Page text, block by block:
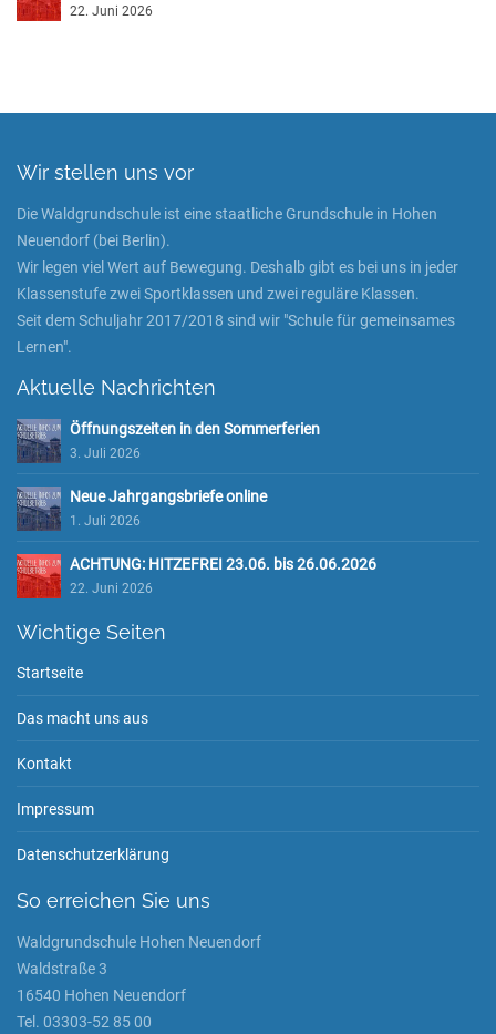
22. Juni 2026
Wir stellen uns vor
Die Waldgrundschule ist eine staatliche Grundschule in Hohen
Neuendorf (bei Berlin).
Wir legen viel Wert auf Bewegung. Deshalb gibt es bei uns in jeder
Klassenstufe zwei Sportklassen und zwei reguläre Klassen.
Seit dem Schuljahr 2017/2018 sind wir "Schule für gemeinsames
Lernen".
Aktuelle Nachrichten
Öffnungszeiten in den Sommerferien
3. Juli 2026
Neue Jahrgangsbriefe online
1. Juli 2026
ACHTUNG: HITZEFREI 23.06. bis 26.06.2026
22. Juni 2026
Wichtige Seiten
Startseite
Das macht uns aus
Kontakt
Impressum
Datenschutzerklärung
So erreichen Sie uns
Waldgrundschule Hohen Neuendorf
Waldstraße 3
16540 Hohen Neuendorf
Tel. 03303-52 85 00